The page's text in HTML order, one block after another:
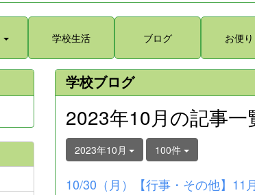
学校生活 ブログ お便り
学校ブログ
2023年10月の記事一
2023年10月 100件
10/30（月）【行事・その他】11